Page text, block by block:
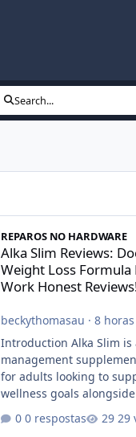
Search...
REPAROS NO HARDWARE
Alka Slim Reviews:
Weight Loss Formula
Work Honest
beckythomasau · 8
Introduction Alka Slim is
management
for adults looking to
wellness goals
product is marketed as
0 respostas 29